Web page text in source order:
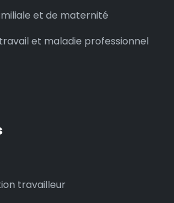
et de maternité
et maladie professionnel
travailleur